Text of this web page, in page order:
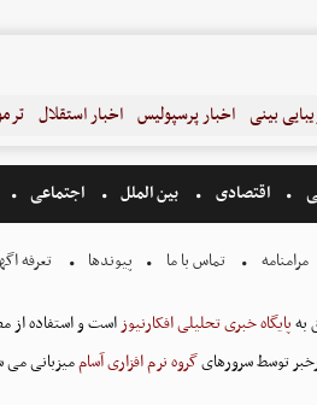
بینی اخبار پرسپولیس اخبار استقلال
اقتصادی بین الملل اجتماعی
مرامنامه تماس با ما پیوندها تعرفه
بهپایگاه خبری تحلیلی افکارنیوزاست و استفاده از
توسط سرورهایگروه نرم افزاری آساممیزبانی